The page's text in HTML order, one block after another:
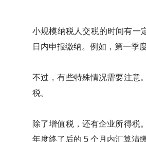
小规模纳税人交税的时间有一
日内申报缴纳。例如，第一季
不过，有些特殊情况需要注意
税。
除了增值税，还有企业所得税
年度终了后的 5 个月内汇算清缴